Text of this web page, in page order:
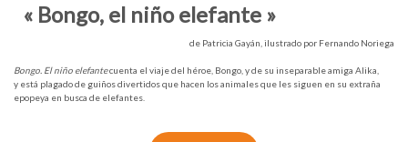
« Bongo, el niño elefante »
de Patricia Gayán, ilustrado por Fernando Noriega
Bongo. El niño elefantecuenta el viaje del héroe, Bongo, y de su inseparable amiga Alika,
y está plagado de guiños divertidos que hacen los animales que les siguen en su extraña
epopeya en busca de elefantes.